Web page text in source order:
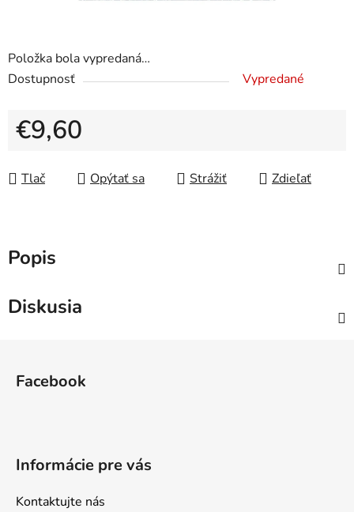
Položka bola vypredaná…
Dostupnosť
Vypredané
€9,60
Tlač
Opýtať sa Strážiť Zdieľať
Popis
Diskusia
Facebook
Informácie pre vás
Kontaktujte nás